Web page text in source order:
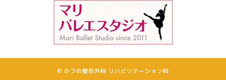
© かつの整形外科 リハビリテーション科